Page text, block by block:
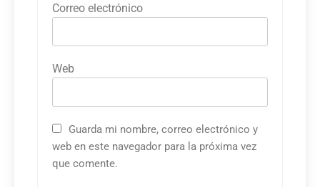
Correo electrónico
Web
Guarda mi nombre, correo electrónico y
web en este navegador para la próxima vez
que comente.